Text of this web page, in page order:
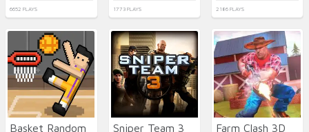
6652 PLAYS 1773 PLAYS 2186 PLAYS
Basket Random Sniper Team 3 Farm Clash 3D